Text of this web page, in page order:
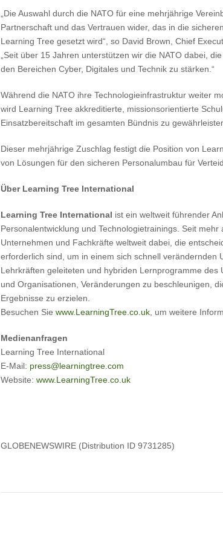
„Die Auswahl durch die NATO für eine mehrjährige
Partnerschaft und das Vertrauen wider, das in die
Learning Tree gesetzt wird“, so David Brown, Chief
„Seit über 15 Jahren unterstützen wir die NATO dabei,
den Bereichen Cyber, Digitales und Technik zu stärken.“
Während die NATO ihre Technologieinfrastruktur weiter
wird Learning Tree akkreditierte, missionsorientierte
Einsatzbereitschaft im gesamten Bündnis zu
Dieser mehrjährige Zuschlag festigt die Position von
von Lösungen für den sicheren Personalumbau für
Über Learning Tree International
Learning Tree International ist ein weltweit führender
Personalentwicklung und Technologietrainings. Seit
Unternehmen und Fachkräfte weltweit dabei, die
erforderlich sind, um in einem sich schnell verändernden
Lehrkräften geleiteten und hybriden Lernprogramme des
und Organisationen, Veränderungen zu beschleunigen,
Ergebnisse zu erzielen.
Besuchen Sie www.LearningTree.co.uk , um weitere
Medienanfragen
Learning Tree International
E-Mail: press@learningtree.com
Website: www.LearningTree.co.uk
GLOBENEWSWIRE (Distribution ID 9731285)